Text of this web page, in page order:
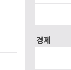
경제